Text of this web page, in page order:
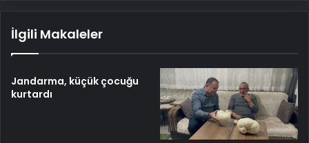
İlgili Makaleler
Jandarma, küçük çocuğu
kurtardı